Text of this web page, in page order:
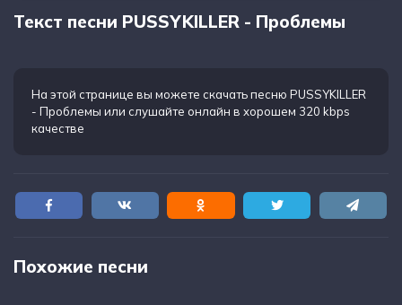
Текст песни PUSSYKILLER - Проблемы
На этой странице вы можете скачать песню PUSSYKILLER
- Проблемы или слушайте онлайн в хорошем 320 kbps
качестве
Похожие песни